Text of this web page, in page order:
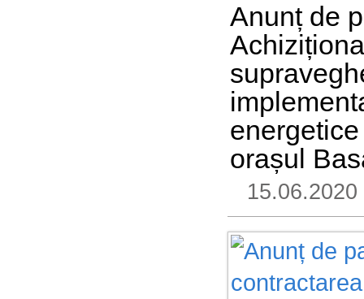
Anunț de
orașul
15.06.2020